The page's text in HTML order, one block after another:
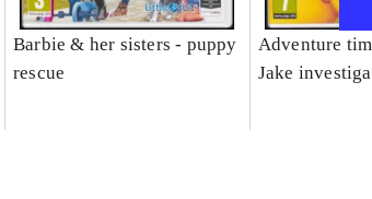
Barbie & her sisters - puppy
rescue
Adventure
Jake